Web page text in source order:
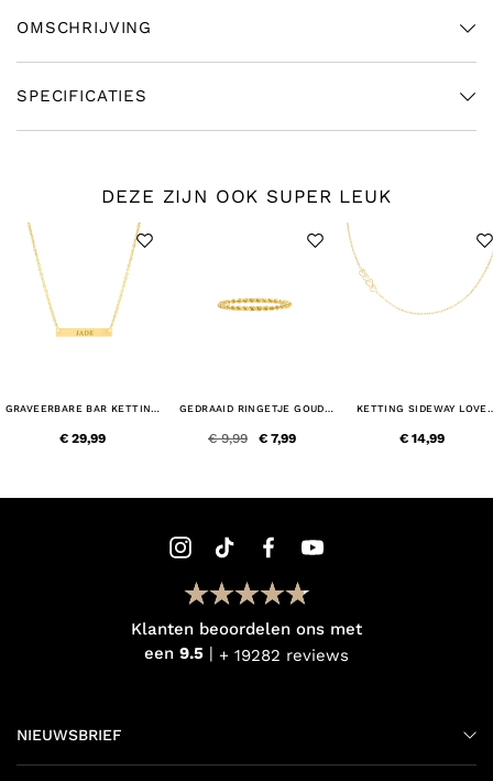
OMSCHRIJVING
SPECIFICATIES
DEZE ZIJN OOK SUPER LEUK
GRAVEERBARE BAR KETTING
€ 29,99
GEDRAAID RINGETJE GOUD
€ 7,99
€ 9,99
KETTING SIDEWAY LOVE
€ 14,99
Klanten beoordelen ons met
een 9.5 + 19282 reviews
NIEUWSBRIEF